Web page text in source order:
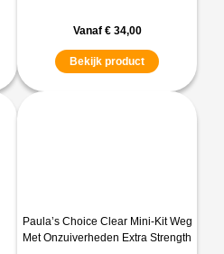
Vanaf €34,00
Bekijk product
Paula’s Choice Clear Mini-Kit Weg
Met Onzuiverheden Extra Strength